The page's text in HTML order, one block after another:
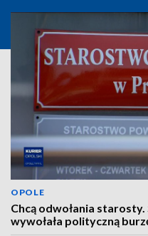
OPOLE
Chcą odwołania
wywołała polityczną